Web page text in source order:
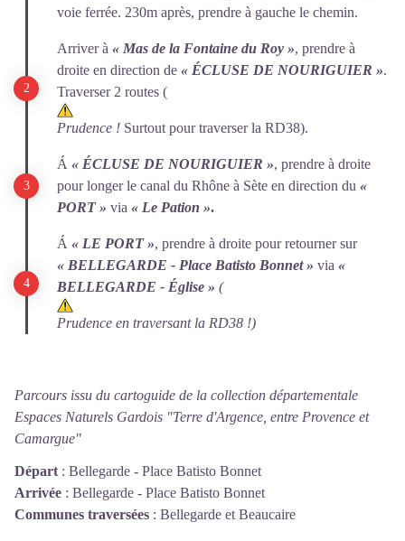
voie ferrée. 230m après, prendre à gauche le chemin.
Arriver à « Mas de la Fontaine du Roy », prendre à
droite en direction de « ÉCLUSE DE NOURIGUIER ».
Traverser 2 routes (
Prudence ! Surtout pour traverser la RD38).
Á « ÉCLUSE DE NOURIGUIER », prendre à droite
pour longer le canal du Rhône à Sète en direction du «
PORT » via « Le Pation ».
Á « LE PORT », prendre à droite pour retourner sur
« BELLEGARDE - Place Batisto Bonnet » via «
BELLEGARDE - Église » (
Prudence en traversant la RD38 !)
Parcours issu du cartoguide de la collection départementale
Espaces Naturels Gardois "Terre d'Argence, entre Provence et
Camargue"
Départ : Bellegarde - Place Batisto Bonnet
Arrivée : Bellegarde - Place Batisto Bonnet
Communes traversées : Bellegarde et Beaucaire